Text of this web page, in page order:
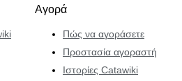
Αγορά
Πώς να αγοράσετε
Προστασία αγοραστή
Ιστορίες Catawiki